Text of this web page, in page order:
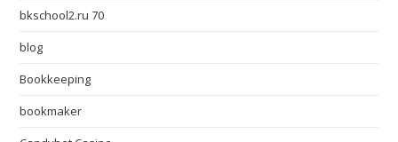
bkschool2.ru 70
blog
Bookkeeping
bookmaker